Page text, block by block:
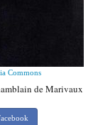
Commons
de Marivaux